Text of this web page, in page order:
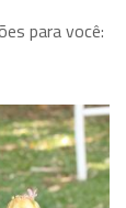
para você: